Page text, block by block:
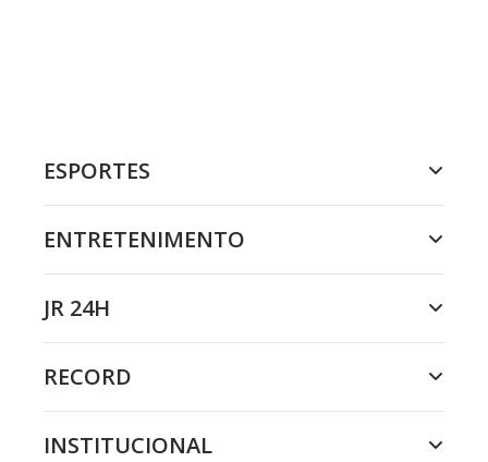
ESPORTES
ENTRETENIMENTO
JR 24H
RECORD
INSTITUCIONAL